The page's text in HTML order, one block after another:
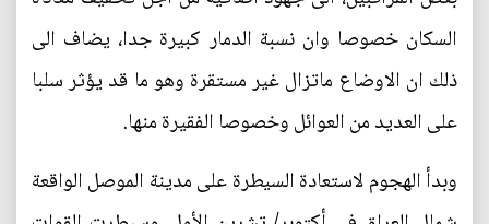
السكان خصوصا وان نسبة الدمار كبيرة جدا، يضاف الى
ذلك ان الاوضاع ماتزال غير مستقرة وهو ما قد يؤثر سلبا
على العديد من العوائل وخصوصا الفقيرة منها.
وبدأ الهجوم لاستعادة السيطرة على مدينة الموصل الواقعة